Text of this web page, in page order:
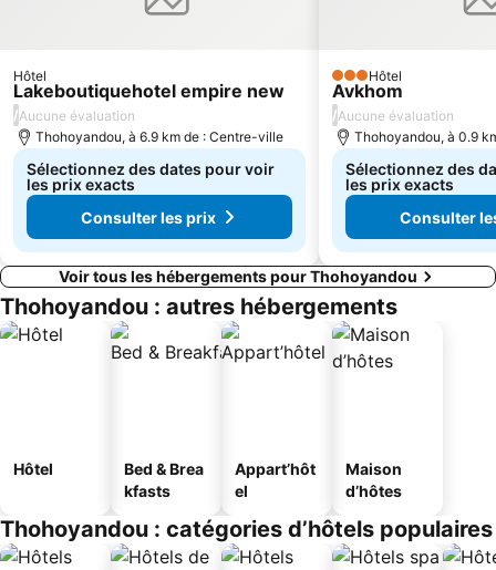
Hôtel
Lakeboutiquehotel empire new
/Aucune évaluation
Thohoyandou, à 6.9 km de : Centre-ville
Sélectionnez des dates pour voir
les prix exacts
Consulter les prix
3 Étoiles
Hôtel
Avkhom
/Aucune évaluation
Thohoyandou, à 0.9
Sélectionnez des
les prix exacts
Consulter
Voir tous les hébergements pour Thohoyandou
Thohoyandou : autres hébergements
Hôtel
Bed & Brea
kfasts
Appart’hôt
el
Maison
d’hôtes
Thohoyandou : catégories d’hôtels populaires